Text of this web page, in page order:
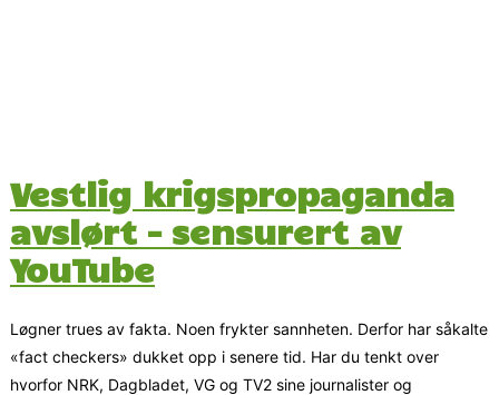
Vestlig krigspropaganda
avslørt – sensurert av
YouTube
Løgner trues av fakta. Noen frykter sannheten. Derfor har såkalte
«fact checkers» dukket opp i senere tid. Har du tenkt over
hvorfor NRK, Dagbladet, VG og TV2 sine journalister og